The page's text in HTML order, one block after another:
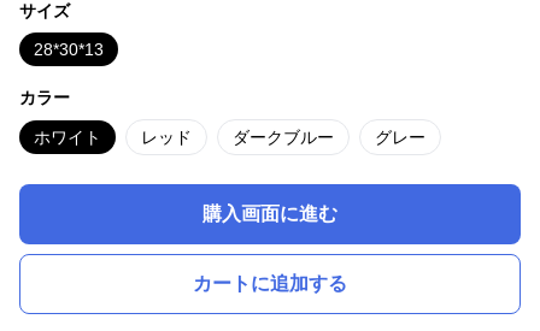
サイズ
28*30*13
カラー
ホワイト レッド ダークブルー グレー
購入画面に進む
カートに追加する